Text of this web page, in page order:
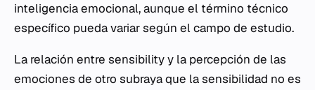
inteligencia emocional, aunque el término técnico
específico pueda variar según el campo de estudio.
La relación entre sensibilityy la percepción de las
emociones de otro subraya que la sensibilidad no es